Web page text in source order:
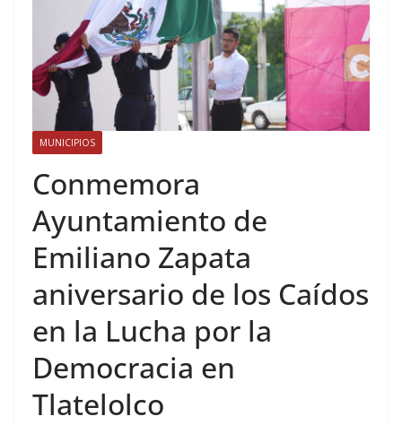
MUNICIPIOS
Conmemora
Ayuntamiento de
Emiliano Zapata
aniversario de los Caídos
en la Lucha por la
Democracia en
Tlatelolco